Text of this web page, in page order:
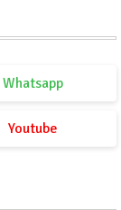
Whatsapp
Youtube